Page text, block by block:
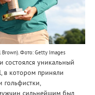
Фото: Getty Images
уникальный
в котором приняли
гольфистки,